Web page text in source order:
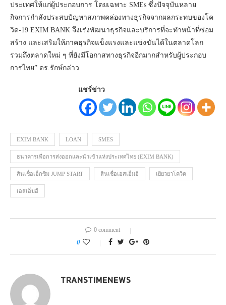
ประเทศให้แก่ผู้ประกอบการ โดยเฉพาะ SMEs ซึ่งปัจจุบันหลาย
กิจการกำลังประสบปัญหาสภาพคล่องทางธุรกิจจากผลกระทบของโค
วิด-19 EXIM BANK จึงเร่งพัฒนาธุรกิจและบริการที่จะทำหน้าที่ซ่อม
สร้าง และเสริมให้ภาคธุรกิจแข็งแรงและแข่งขันได้ในตลาดโลก
รวมถึงตลาดใหม่ ๆ ที่ยังมีโอกาสทางธุรกิจอีกมากสำหรับผู้ประกอบ
การไทย” ดร.รักษ์กล่าว
แชร์ข่าว
EXIM BANK LOAN SMES
ธนาคารเพื่อการส่งออกและนำเข้าแห่งประเทศไทย (EXIM BANK)
สินเชื่อเอ็กซิม JUMP START สินเชื่อเอสเอ็มอี เยียวยาโควิด
เอสเอ็มอี
0 comment
0
TRANSTIMENEWS